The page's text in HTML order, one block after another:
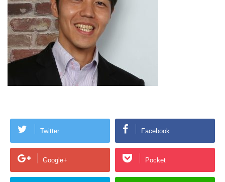
Twitter Facebook
Google+ Pocket